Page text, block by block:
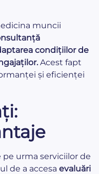
muncii
condițiilor de
Acest fapt
și eficienței
urma serviciilor de
de a accesa evaluări